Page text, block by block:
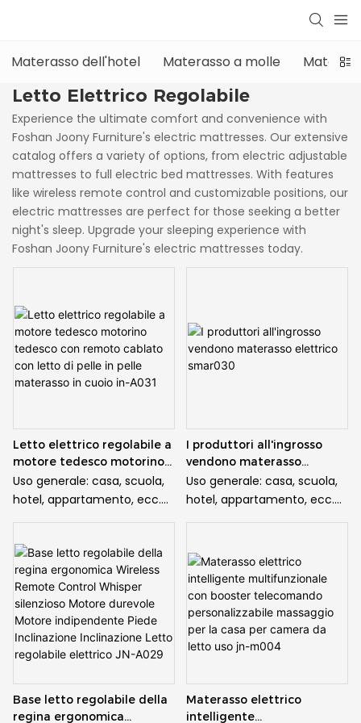
Materasso dell'hotel Materasso a molle
Letto Elettrico Regolabile
Experience the ultimate comfort and convenience with
Foshan Joony Furniture's electric mattresses. Our extensive
catalog offers a variety of options, from electric adjustable
mattresses to full electric bed mattresses. With features
like wireless remote control and customizable positions, our
electric mattresses are perfect for those seeking a better
night's sleep. Upgrade your sleeping experience with
Foshan Joony Furniture's electric mattresses today.
Letto elettrico regolabile a
motore tedesco motorino
tedesco con remoto
cablato con letto di pelle in
Uso generale: casa, scuola,
hotel, appartamento, ecc.
Articolo modello: JN-A031
Set intero: tra cui letto,
cornice per letto, materasso
Farmetti: spazio zero,
struttura facile
Luogo di origine: Cina
Capacità di alimentazione:
Funzione: schienale 0 ° --70
°, poggiapiedi 0 ° --38 °, zg,
I produttori all'ingrosso
vendono materasso
elettrico smar030
Uso generale: casa, scuola,
hotel, appartamento, ecc.
Articolo modello: JN-A030
Set intero: tra cui letto,
cornice per letto, materasso
Farmetti: spazio zero,
struttura facile
Luogo di origine: Cina
Capacità di alimentazione:
Funzione: schienale 0 ° --70
°, poggiapiedi 0 ° --38 °, zg,
Base letto regolabile della
regina ergonomica
Materasso elettrico
intelligente